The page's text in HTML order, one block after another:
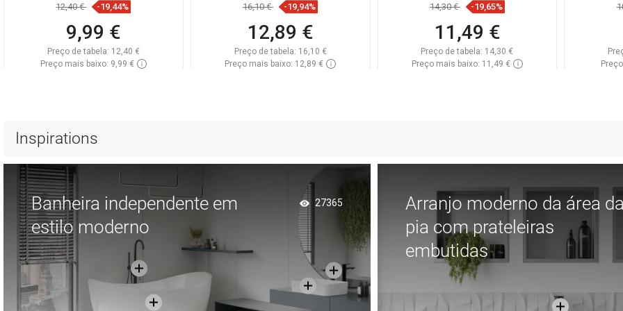
12,40 € -19,44%
9,99 €
Preço de tabela: 12,40 €
Preço mais baixo: 9,99 €
Comparar
16,10 € -19,94%
12,89 €
Preço de tabela: 16,10 €
Preço mais baixo: 12,89 €
14,30 € -19,65%
11,49 €
Preço de tabela: 14,30 €
Preço mais baixo: 11,49 €
Inspirations
Banheira independente em
estilo moderno
27365
Arranjo moderno da área da
pia com prateleiras
embutidas